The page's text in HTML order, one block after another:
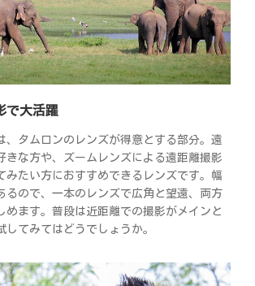
で大活躍
、タムロンのレンズが得意とする部分。遠
きな方や、ズームレンズによる遠距離撮影
みたい方におすすめできるレンズです。幅
るので、一本のレンズで広角と望遠、両方
めます。普段は近距離での撮影がメインと
してみてはどうでしょうか。